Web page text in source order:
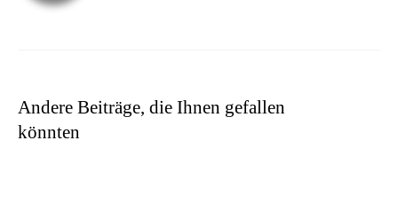
Andere Beiträge, die Ihnen gefallen
könnten